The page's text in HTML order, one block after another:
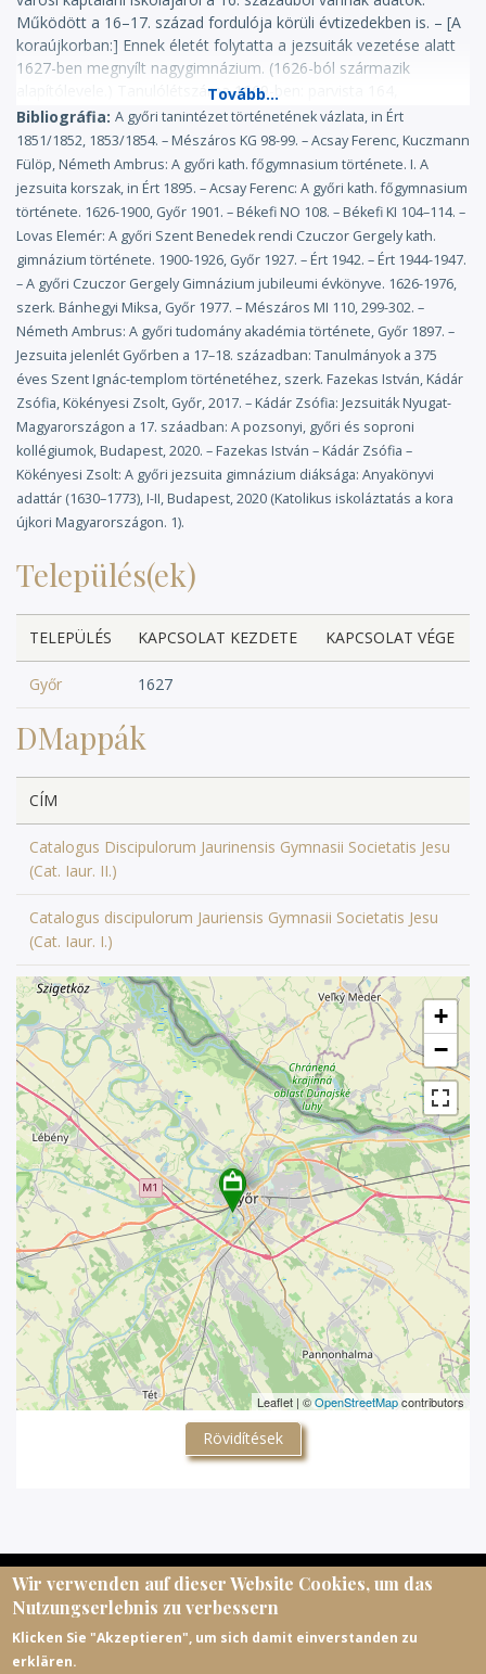
Működött a 16–17. század fordulója körüli évtizedekben is. – [A
koraújkorban:] Ennek életét folytatta a jezsuiták vezetése alatt
1627-ben megnyílt nagygimnázium. (1626-ból származik
alapítólevele.) Tanulólétszáma 1669-ben: parvista 164,
principista 62, grammatista 59, szintaxista 48, poéta 34, rétor
22, összesen 389 tanuló. 1750-ben 287 tanulója volt a parvista
osztálynak, a többi öt osztálynak együttvéve: 259. 1773 után
exjezsuiták és világi papok tanítottak az iskolában, 1777-től az
első Ratio, 1806-tól a második Ratio szerint. 1802-ben a
bencések vették át az iskolát. Tanára volt Czuczor Gergely,
Rómer Flóris, tanulója Kisfaludy Sándor és Károly, Batthyány
Lajos, Xantus János. – Tanulólétszámok: 1802: 327; 1815: 269;
1825: 364; 1835: 285; 1845: 332. – 1778-ban nyílt meg az
akadémia 2-2 évfolyamos bölcseleti és jogi fakultással. A
bölcseletkaron a bencések tanítottak. Tanárai közt volt Jedlik
Ányos. (Az akadémia 1786–1802 között Pécsett működött.) – [A
szabadságharc után:] 1850-ben a korábbi hatosztályos
gimnáziumból és az akadémia bölcselettagozatából létrehozták
a főgimnáziumot. A VIII. osztály tanulói 1851-ben tettek első
ízben érettségi vizsgát Sopronban (itt érettségiztek ekkor a
pápai református, a soproni és a pozsonyi evangélikus
gimnáziumból is). Az első „saját” érettségit 1855/56 végén
tartották. Az iskola 1922-ben felvette Czuczor Gergely nevét.
Tanulólétszámok: 1851: 308 (?); 1860: 325 (?); 1880: 460 (23);
1900: 480 (37); 1910: 491 (67); 1924: 585 (54); 1932: 711 (59);
1942: 620 (52). – [A kommunista hatalomátvétel után:] 1948-ban
– mint római katolikus iskolát – államosították, majd 1950-től az
állami hatóságok és a hazai katolikus egyház között létrejött
egyezmény alapján Czuczor Gergely Bencés Gimnázium néven
működött tovább, a bencések vezetése alatt. (KIKT)
Bibliográfia A győri tanintézet történetének vázlata, in Ért
1851/1852, 1853/1854. – Mészáros KG 98-99. – Acsay Ferenc, Kuczmann
Fülöp, Németh Ambrus: A győri kath. főgymnasium története. I. A
jezsuita korszak, in Ért 1895. – Acsay Ferenc: A győri kath. főgymnasium
története. 1626-1900, Győr 1901. – Békefi NO 108. – Békefi KI 104–114. –
Lovas Elemér: A győri Szent Benedek rendi Czuczor Gergely kath.
gimnázium története. 1900-1926, Győr 1927. – Ért 1942. – Ért 1944-1947.
– A győri Czuczor Gergely Gimnázium jubileumi évkönyve. 1626-1976,
szerk. Bánhegyi Miksa, Győr 1977. – Mészáros MI 110, 299-302. –
Németh Ambrus: A győri tudomány akadémia története, Győr 1897. –
Jezsuita jelenlét Győrben a 17–18. században: Tanulmányok a 375
éves Szent Ignác-templom történetéhez, szerk. Fazekas István, Kádár
Zsófia, Kökényesi Zsolt, Győr, 2017. – Kádár Zsófia: Jezsuiták Nyugat-
Magyarországon a 17. száadban: A pozsonyi, győri és soproni
kollégiumok, Budapest, 2020. – Fazekas István – Kádár Zsófia –
Kökényesi Zsolt: A győri jezsuita gimnázium diáksága: Anyakönyvi
adattár (1630–1773), I-II, Budapest, 2020 (Katolikus iskoláztatás a kora
újkori Magyarországon. 1).
Település(ek)
TELEPÜLÉS KAPCSOLAT KEZDETE KAPCSOLAT VÉGE
Győr 1627
DMappák
CÍM
Catalogus Discipulorum Jaurinensis Gymnasii Societatis Jesu
(Cat. Iaur. II.)
Catalogus discipulorum Jauriensis Gymnasii Societatis Jesu
(Cat. Iaur. I.)
+
−
Leaflet | ©OpenStreetMapcontributors
Rövidítések
© Magyar Egyházi Levéltárosok Egyesülete, 2026.
Wir verwenden auf dieser Website Cookies, um das
Nutzungserlebnis zu verbessern
Klicken Sie "Akzeptieren", um sich damit einverstanden zu
erklären.